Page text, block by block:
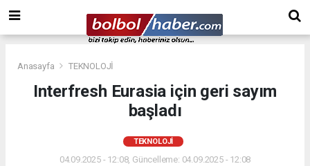
Anasayfa TEKNOLOJİ
Interfresh Eurasia için geri sayım
başladı
TEKNOLOJİ
04.09.2025 - 12:08, Güncelleme: 04.09.2025 - 12:08